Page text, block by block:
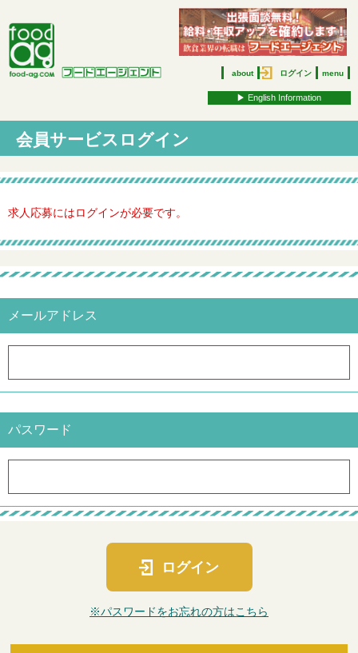
about ログイン menu
▶︎ English Information
会員サービスログイン
求人応募にはログインが必要です。
メールアドレス
パスワード
ログイン
※パスワードをお忘れの方はこちら